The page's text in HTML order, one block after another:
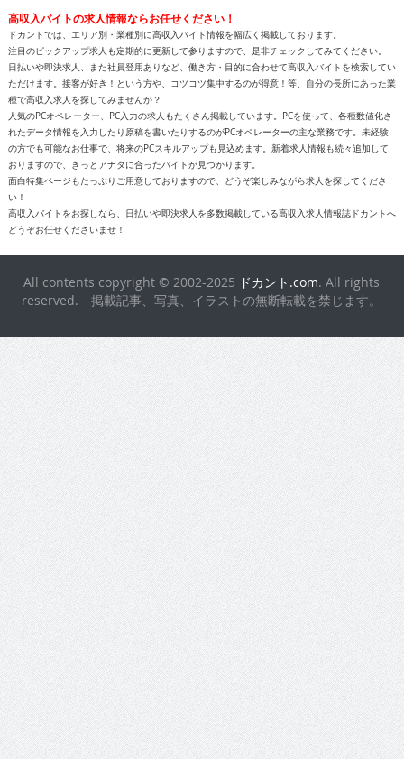
高収入バイトの求人情報ならお任せください！
ドカントでは、エリア別・業種別に高収入バイト情報を幅広く掲載しております。
注目のピックアップ求人も定期的に更新して参りますので、是非チェックしてみてください。
日払いや即決求人、また社員登用ありなど、働き方・目的に合わせて高収入バイトを検索してい
ただけます。接客が好き！という方や、コツコツ集中するのが得意！等、自分の長所にあった業
種で高収入求人を探してみませんか？
人気のPCオペレーター、PC入力の求人もたくさん掲載しています。PCを使って、各種数値化さ
れたデータ情報を入力したり原稿を書いたりするのがPCオペレーターの主な業務です。未経験
の方でも可能なお仕事で、将来のPCスキルアップも見込めます。新着求人情報も続々追加して
おりますので、きっとアナタに合ったバイトが見つかります。
面白特集ページもたっぷりご用意しておりますので、どうぞ楽しみながら求人を探してくださ
い！
高収入バイトをお探しなら、日払いや即決求人を多数掲載している高収入求人情報誌ドカントへ
どうぞお任せくださいませ！
All contents copyright © 2002-2025 ドカント.com. All rights
reserved. 掲載記事、写真、イラストの無断転載を禁じます。